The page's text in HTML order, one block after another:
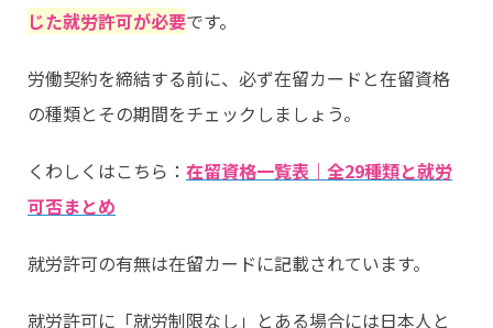
じた就労許可が必要です。
労働契約を締結する前に、必ず在留カードと在留資格
の種類とその期間をチェックしましょう。
くわしくはこちら： 在留資格一覧表｜全29種類と就労
可否まとめ
就労許可の有無は在留カードに記載されています。
就労許可に「就労制限なし」とある場合には日本人と